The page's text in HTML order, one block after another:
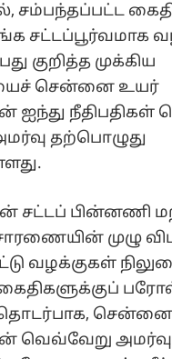
சம்பந்தப்பட்ட
சட்டப்பூர்வமாக
குறித்த முக்கிய
சென்னை உயர்
ஐந்து
தற்பொழுது
சட்டப் பின்னணி
முழு
வழக்குகள்
வெவ்வேறு